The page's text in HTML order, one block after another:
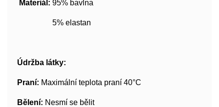
Materiál: 95% bavlna
5% elastan
Údržba látky:
Praní: Maximální teplota praní 40°C
Bělení: Nesmí se bělit